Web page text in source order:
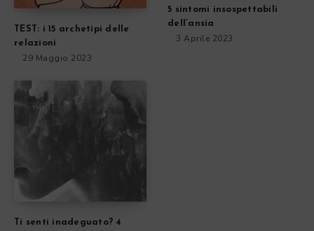
TEST: i 15 archetipi delle
relazioni
29 Maggio 2023
5 sintomi insospettabili
dell’ansia
3 Aprile 2023
Ti senti inadeguato? 4